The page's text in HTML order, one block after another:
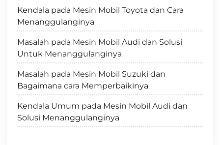
Kendala pada Mesin Mobil Toyota dan Cara
Menanggulanginya
Masalah pada Mesin Mobil Audi dan Solusi
Untuk Menanggulanginya
Masalah pada Mesin Mobil Suzuki dan
Bagaimana cara Memperbaikinya
Kendala Umum pada Mesin Mobil Audi dan
Solusi Menanggulanginya